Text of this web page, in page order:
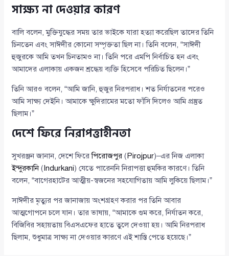
সাক্ষ্য না দেওয়ার কারণ
বালি বলেন, মুক্তিযুদ্ধের সময় তার ভাইকে যারা হত্যা করেছিল তাদের তিনি
চিনতেন এবং সাঈদীর কোনো সম্পৃক্ততা ছিল না। তিনি বলেন, “সাঈদী
হুজুরকে আমি তখন চিনতামও না। তিনি পরে এমপি নির্বাচিত হন এবং
আমাদের এলাকায় একজন শ্রদ্ধেয় ব্যক্তি হিসেবে পরিচিত ছিলেন।”
তিনি আরও বলেন, “আমি জানি, হুজুর নিরপরাধ। শত নির্যাতনের পরেও
আমি সাক্ষ্য দেইনি। আমাকে ক্ষুদিরামের মতো ফাঁসি দিলেও আমি প্রস্তুত
ছিলাম।”
দেশে ফিরে নিরাপত্তাহীনতা
সুখরঞ্জন জানান, দেশে ফিরেপিরোজপুর ( Pirojpur)–এর নিজ এলাকা
ইন্দুরকানি( Indurkani) যেতে পারেননি নিরাপত্তা হুমকির কারণে। তিনি
বলেন, “বাগেরহাটের আত্মীয়-স্বজনের সহযোগিতায় আমি লুকিয়ে ছিলাম।”
সাঈদীর মৃত্যুর পর জানাজায় অংশগ্রহণ করার পর তিনি আবার
আত্মগোপনে চলে যান। তার ভাষায়, “আমাকে গুম করে, নির্যাতন করে,
বিজিবির সহায়তায় বিএসএফের হাতে তুলে দেওয়া হয়। আমি নিরপরাধ
ছিলাম, শুধুমাত্র সাক্ষ্য না দেওয়ার কারণে এই শাস্তি পেতে হয়েছে।”